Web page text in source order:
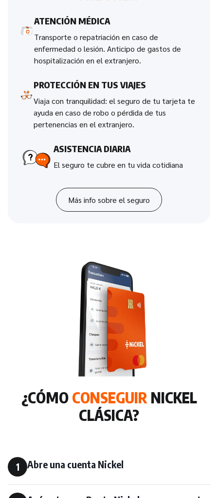
ATENCIÓN MÉDICA
Transporte o repatriación en caso de
enfermedad o lesión. Anticipo de gastos de
hospitalización en el extranjero.
PROTECCIÓN EN TUS VIAJES
Viaja con tranquilidad: el seguro de tu tarjeta te
ayuda en caso de robo o pérdida de tus
pertenencias en el extranjero.
ASISTENCIA DIARIA
El seguro te cubre en tu vida cotidiana
Más info sobre el seguro
¿CÓMO CONSEGUIR NICKEL
CLÁSICA?
1 Abre una cuenta Nickel